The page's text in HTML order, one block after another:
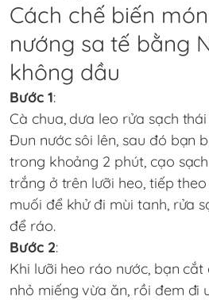
Cách chế biến
nướng sa tế bằng
không dầu
Bước 1:
Cà chua, dưa leo rửa sạch
Đun nước sôi lên, sau đó bạn
trong khoảng 2 phút, cạo
trắng ở trên lưỡi heo, tiếp
muối để khử đi mùi tanh, rửa
để ráo.
Bước 2:
Khi lưỡi heo ráo nước, bạn cắt
nhỏ miếng vừa ăn, rồi đem đi